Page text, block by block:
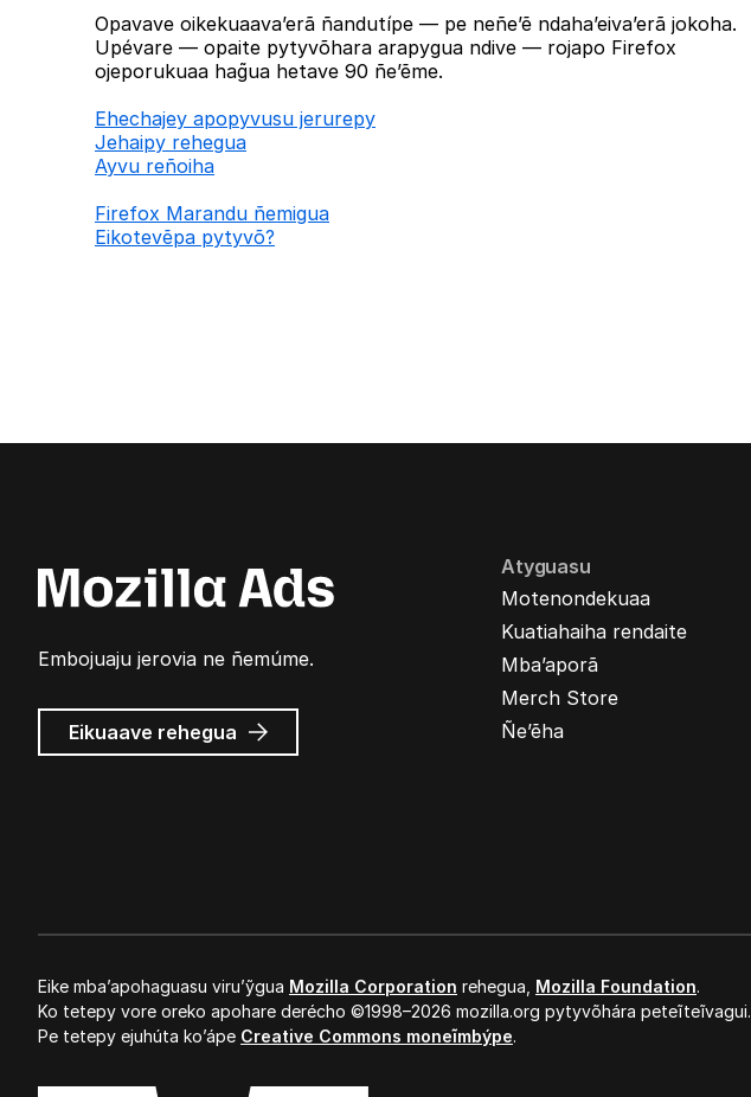
Opavave oikekuaava’erã ñandutípe — pe neñe’ẽ ndaha’eiva’erã jokoha.
Upévare — opaite pytyvõhara arapygua ndive — rojapo Firefox
ojeporukuaa hag̃ua hetave 90 ñe’ẽme.
Ehechajey apopyvusu jerurepy
Jehaipy rehegua
Ayvu reñoiha
Firefox Marandu ñemigua
Eikotevẽpa pytyvõ?
Embojuaju jerovia ne ñemúme.
Eikuaave Mozilla
marandu’i
rehegua
Atyguasu
Motenondekuaa
Kuatiahaiha rendaite
Mba’aporã
Merch Store
Ñe’ẽha
Eike mba’apohaguasu viru’ỹgua Mozilla Corporation rehegua, Mozilla Foundation.
Ko tetepy vore oreko apohare derécho ©1998–2026 mozilla.org pytyvõhára peteĩteĩvagui.
Pe tetepy ejuhúta ko’ápe Creative Commons moneĩmbýpe.